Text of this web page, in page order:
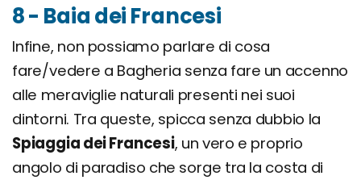
8 - Baia dei Francesi
Infine, non possiamo parlare di cosa
fare/vedere a Bagheria senza fare un accenno
alle meraviglie naturali presenti nei suoi
dintorni. Tra queste, spicca senza dubbio la
Spiaggia dei Francesi, un vero e proprio
angolo di paradiso che sorge tra la costa di